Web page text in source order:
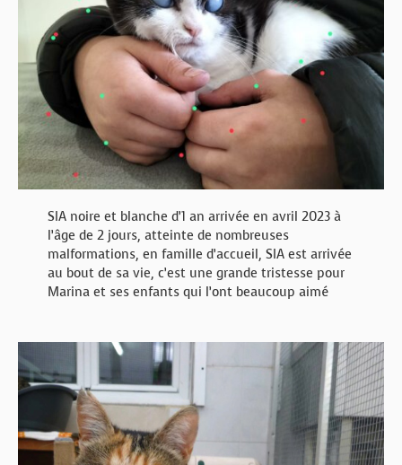
SIA noire et blanche d’1 an arrivée en avril 2023 à
l’âge de 2 jours, atteinte de nombreuses
malformations, en famille d’accueil, SIA est arrivée
au bout de sa vie, c’est une grande tristesse pour
Marina et ses enfants qui l’ont beaucoup aimé